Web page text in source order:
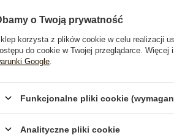
Zwroty i reklamacje Opinie
o Twoją prywatność
korzysta z plików cookie w celu realizacji
do cookie w Twojej przeglądarce.
Google
Funkcjonalne pliki cookie
Analityczne pliki cookie